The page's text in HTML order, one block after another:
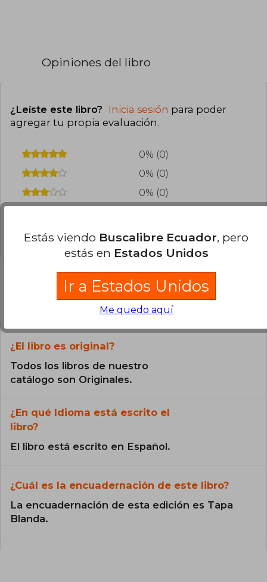
Opiniones del libro
¿Leíste este libro? Inicia sesión para poder
agregar tu propia evaluación.
0% (0)
0% (0)
0% (0)
0% (0)
Preguntas frecuentes sobre el libro
¿El libro es original?
Todos los libros de nuestro
catálogo son Originales.
¿En qué Idioma está escrito el
libro?
El libro está escrito en Español.
¿Cuál es la encuadernación de este libro?
La encuadernación de esta edición es Tapa
Blanda.
Estás viendo Buscalibre Ecuador, pero
estás en Estados Unidos
Ir a Estados Unidos
Me quedo aquí